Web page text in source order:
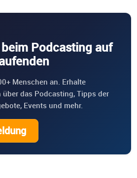
Podcasting auf
Menschen an. Erhalte
über das Podcasting, Tipps der
Events und mehr.